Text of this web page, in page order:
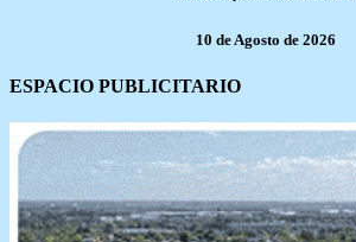
10 de Agosto de 2026
ESPACIO PUBLICITARIO